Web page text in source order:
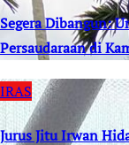
Segera Dibangun:
Persaudaraan di
IRAS
Jurus Jitu Irwan